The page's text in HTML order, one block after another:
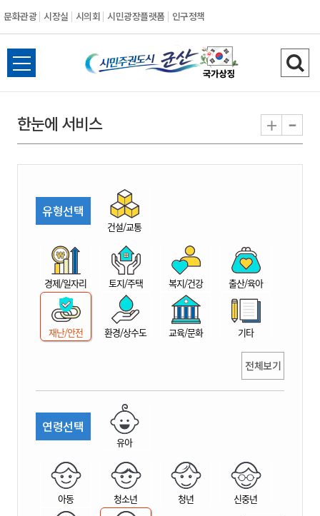
문화관광 시장실 시의회 시민광장플랫폼 인구정책
시
민
권
시
산
전
체
뉴
열
검
색
기
한눈에 서비스 + -
유형선택
건설/교통
경제/일자리 토지/주택 복지/건강 출산/육아
재난/안전 환경/상수도 교육/문화 기타
전체보기
연령선택
유아
아동 청소년 청년 신중년